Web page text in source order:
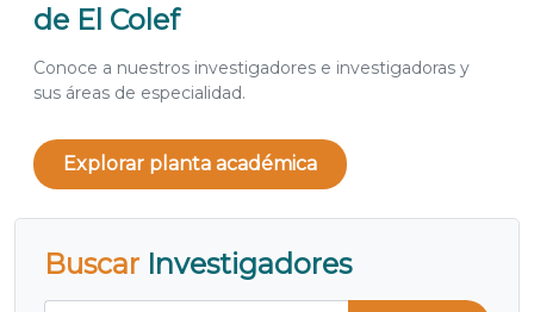
de El Colef
Conoce a nuestros investigadores e investigadoras y
sus áreas de especialidad.
Explorar planta académica
Buscar Investigadores